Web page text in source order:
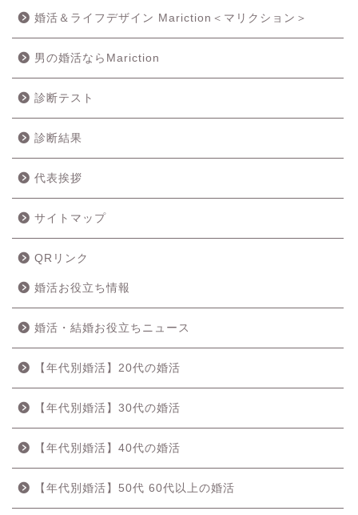
婚活＆ライフデザイン Mariction＜マリクション＞
男の婚活ならMariction
診断テスト
診断結果
代表挨拶
サイトマップ
QRリンク
婚活お役立ち情報
婚活・結婚お役立ちニュース
【年代別婚活】20代の婚活
【年代別婚活】30代の婚活
【年代別婚活】40代の婚活
【年代別婚活】50代 60代以上の婚活